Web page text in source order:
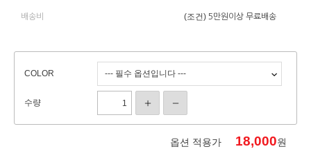
배송비 (조건) 5만원이상 무료배송
COLOR
수량
옵션 적용가 18,000원